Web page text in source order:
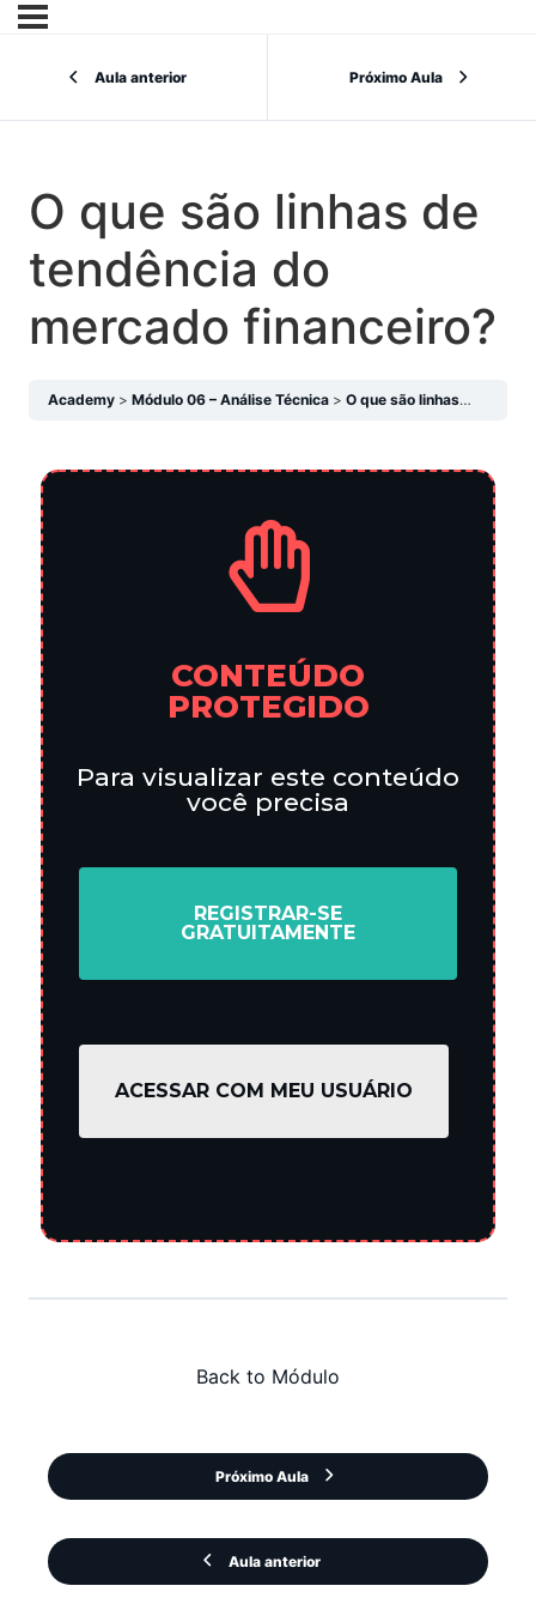
Aula anterior Próximo Aula
O que são linhas de
tendência do
mercado financeiro?
Academy Módulo 06 – Análise Técnica O que são linhas de tendência do mercado financeiro?
CONTEÚDO
PROTEGIDO
Para visualizar este conteúdo
você precisa
REGISTRAR-SE
GRATUITAMENTE
ACESSAR COM MEU USUÁRIO
Aula anterior
Back to Módulo
Próximo Aula